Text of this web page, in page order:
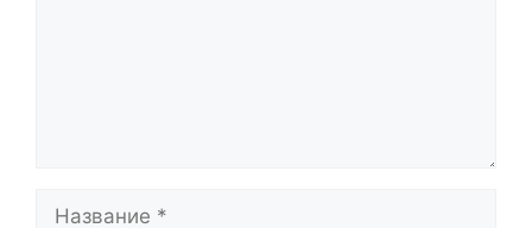
Название